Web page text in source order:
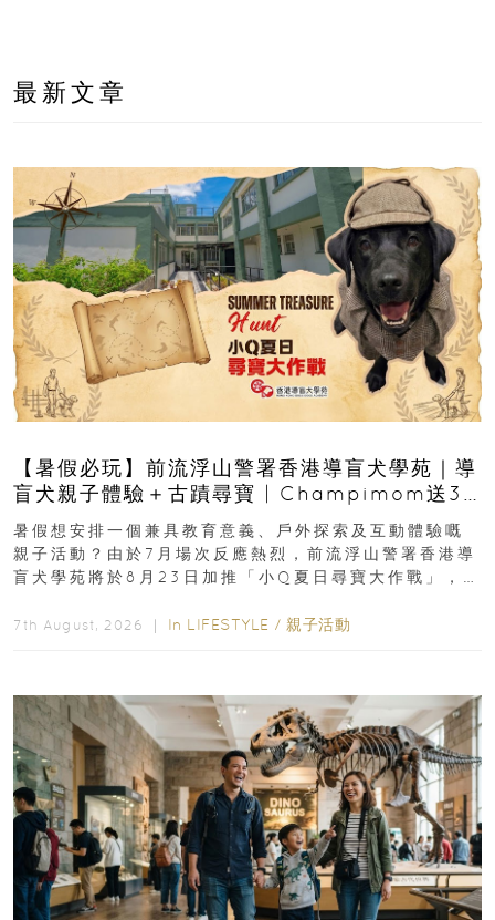
最新文章
【暑假必玩】前流浮山警署香港導盲犬學苑｜導
盲犬親子體驗＋古蹟尋寶 | Champimom送3
組免費名額
暑假想安排一個兼具教育意義、戶外探索及互動體驗嘅
親子活動？由於7月場次反應熱烈，前流浮山警署香港導
盲犬學苑將於8月23日加推「小Q夏日尋寶大作戰」，家
7th August, 2026 ｜ In LIFESTYLE / 親子活動